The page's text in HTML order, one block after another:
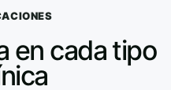
en cada tipo